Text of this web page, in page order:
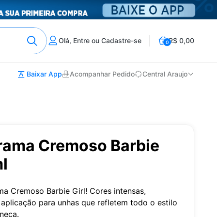
Olá, Entre ou Cadastre-se 0R$ 0,00
Baixar App Acompanhar Pedido Central Araujo
Cremoso Barbie
Cremoso Barbie Girl! Cores intensas,
para unhas que refletem todo o estilo